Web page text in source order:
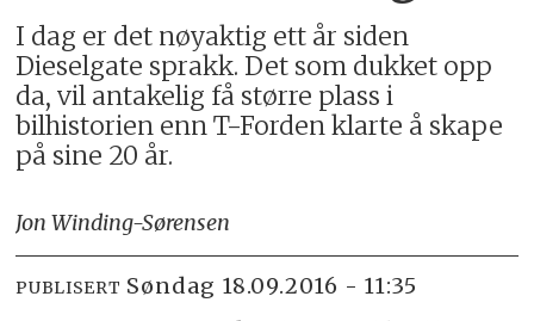
I dag er det nøyaktig ett år siden
Dieselgate sprakk. Det som dukket opp
da, vil antakelig få større plass i
bilhistorien enn T-Forden klarte å skape
på sine 20 år.
Jon Winding-Sørensen
PUBLISERT søndag 18.09.2016 - 11:35